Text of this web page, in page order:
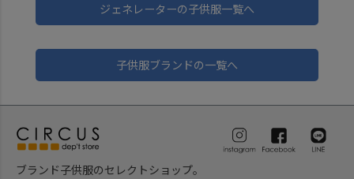
ジェネレーターの子供服一覧へ
子供服ブランドの一覧へ
ブランド子供服のセレクトショップ。